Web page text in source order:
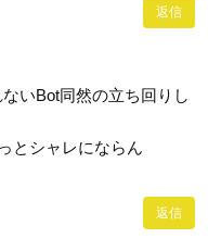
返信
いBot同然の立ち回りし
とシャレにならん
返信